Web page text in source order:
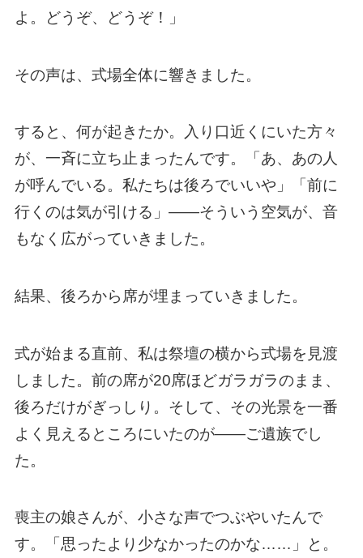
よ。どうぞ、どうぞ！」
その声は、式場全体に響きました。
すると、何が起きたか。入り口近くにいた方々
が、一斉に立ち止まったんです。「あ、あの人
が呼んでいる。私たちは後ろでいいや」「前に
行くのは気が引ける」——そういう空気が、音
もなく広がっていきました。
結果、後ろから席が埋まっていきました。
式が始まる直前、私は祭壇の横から式場を見渡
しました。前の席が20席ほどガラガラのまま、
後ろだけがぎっしり。そして、その光景を一番
よく見えるところにいたのが——ご遺族でし
た。
喪主の娘さんが、小さな声でつぶやいたんで
す。「思ったより少なかったのかな……」と。